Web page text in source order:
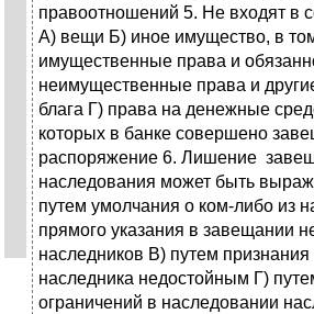
правоотношений 5. Не входят в
А) вещи Б) иное имущество, в
имущественные права и
неимущественные права и
блага Г) права на денежные
которых в банке совершено
распоряжение 6. Лишение
наследования может быть
путем умолчания о ком-либо из
прямого указания в завещании
наследников В) путем
наследника недостойным Г)
ограничений в наследовании